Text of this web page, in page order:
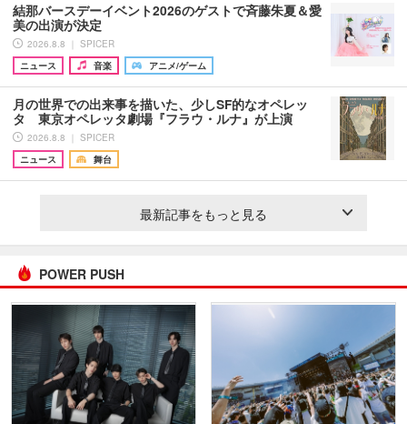
結那バースデーイベント2026のゲストで斉藤朱夏＆愛
美の出演が決定
2026.8.8 ｜ SPICER
ニュース
音楽 アニメ/ゲーム
月の世界での出来事を描いた、少しSF的なオペレッ
タ 東京オペレッタ劇場『フラウ・ルナ』が上演
2026.8.8 ｜ SPICER
ニュース
舞台
最新記事をもっと見る
POWER PUSH